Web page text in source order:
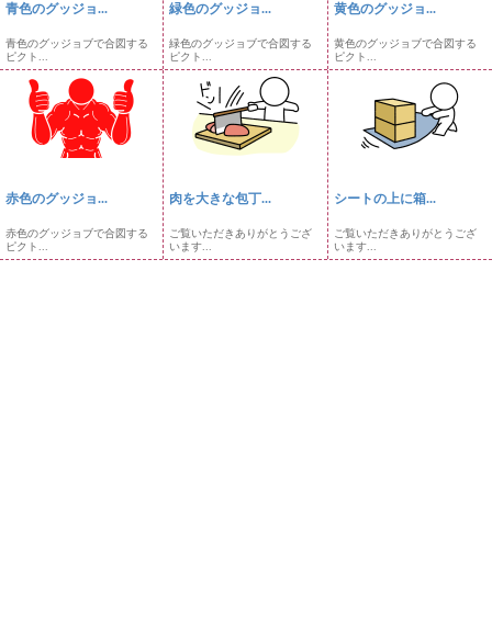
青色のグッジョ...
青色のグッジョブで合図する
ピクト...
緑色のグッジョ...
緑色のグッジョブで合図する
ピクト...
黄色のグッジョ...
黄色のグッジョブで合図する
ピクト...
赤色のグッジョ...
赤色のグッジョブで合図する
ピクト...
肉を大きな包丁...
ご覧いただきありがとうござ
います...
シートの上に箱...
ご覧いただきありがとうござ
います...